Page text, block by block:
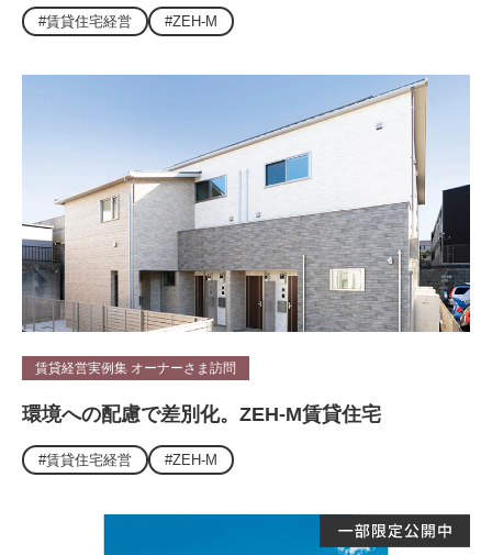
#賃貸住宅経営 #ZEH-M
賃貸経営実例集 オーナーさま訪問
環境への配慮で差別化。ZEH-M賃貸住宅
#賃貸住宅経営 #ZEH-M